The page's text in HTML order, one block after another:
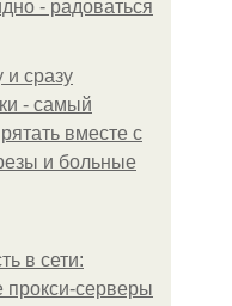
- радоваться
и сразу
- самый
вместе с
и больные
в сети:
серверы